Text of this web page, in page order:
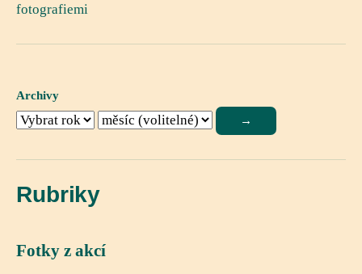
fotografiemi
Archivy
Rubriky
Fotky z akcí